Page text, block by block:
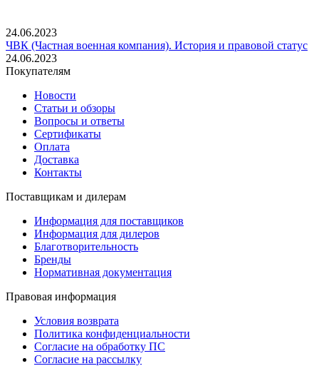
24.06.2023
ЧВК (Частная военная компания). История и правовой статус
24.06.2023
Покупателям
Новости
Статьи и обзоры
Вопросы и ответы
Сертификаты
Оплата
Доставка
Контакты
Поставщикам и дилерам
Информация для поставщиков
Информация для дилеров
Благотворительность
Бренды
Нормативная документация
Правовая информация
Условия возврата
Политика конфиденциальности
Согласие на обработку ПС
Согласие на рассылку